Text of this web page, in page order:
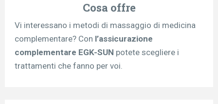
Cosa offre
Vi interessano i metodi di massaggio di medicina
complementare? Con l’assicurazione
complementare EGK-SUN potete scegliere i
trattamenti che fanno per voi.